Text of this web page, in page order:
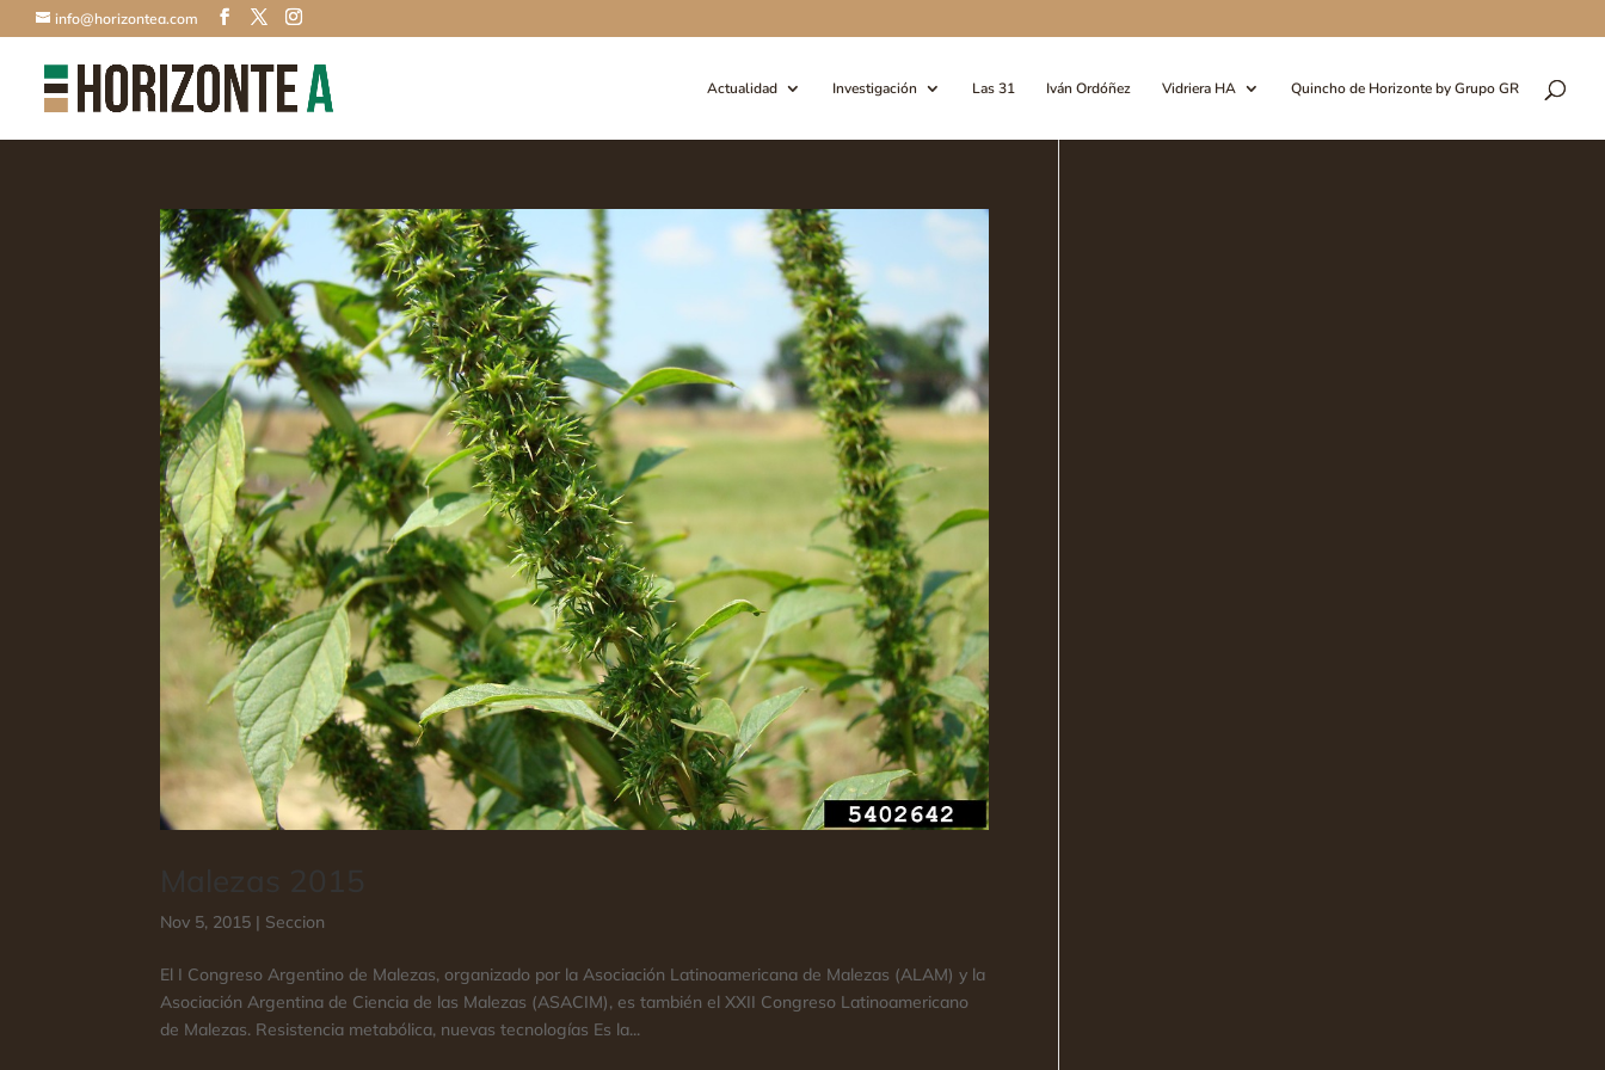
info@horizontea.com
Actualidad Investigación Las 31 Iván Ordóñez Vidriera HA Quincho de Horizonte by Grupo GR
Nov 5, 2015 | Seccion
El I Congreso Argentino de Malezas, organizado por la Asociación Latinoamericana de Malezas (ALAM) y la
Asociación Argentina de Ciencia de las Malezas (ASACIM), es también el XXII Congreso Latinoamericano
de Malezas. Resistencia metabólica, nuevas tecnologías Es la...